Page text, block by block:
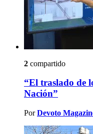
2 compartido
“El traslado de
Nación”
Por Devoto